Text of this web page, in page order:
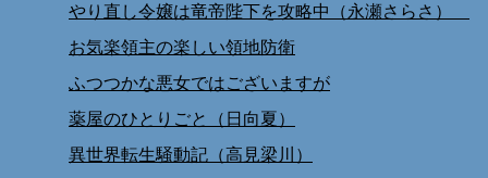
やり直し令嬢は竜帝陛下を攻略中（永瀬さらさ）
お気楽領主の楽しい領地防衛
ふつつかな悪女ではございますが
薬屋のひとりごと（日向夏）
異世界転生騒動記（高見梁川）